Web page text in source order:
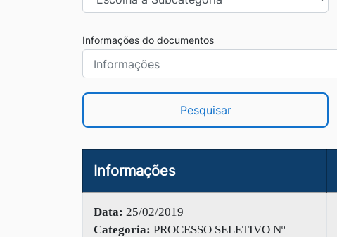
Informações do documentos
Pesquisar
Informações
Data: 25/02/2019
Categoria: PROCESSO SELETIVO Nº